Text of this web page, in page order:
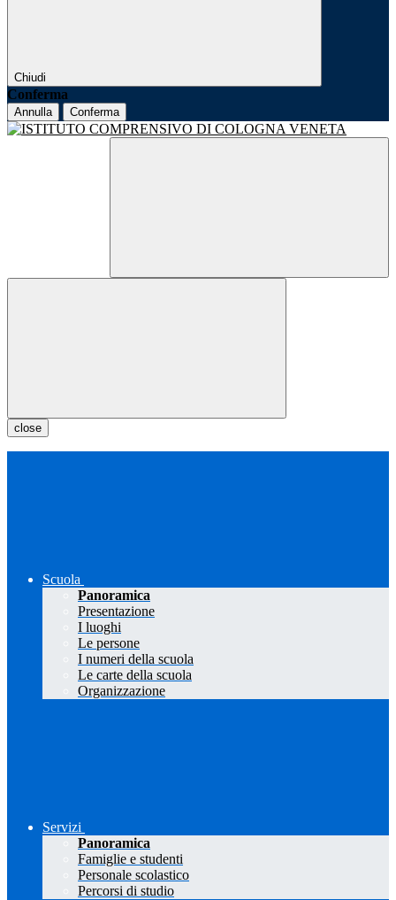
Chiudi
Conferma
Annulla Conferma
close
Scuola
Panoramica
Presentazione
I luoghi
Le persone
I numeri della scuola
Le carte della scuola
Organizzazione
Servizi
Panoramica
Famiglie e studenti
Personale scolastico
Percorsi di studio